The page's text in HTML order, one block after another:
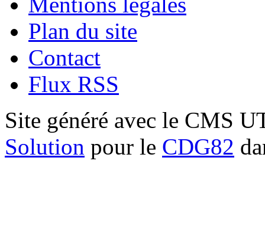
Plan du site
Contact
Flux RSS
Site généré avec le CMS
Solution pour le CDG82